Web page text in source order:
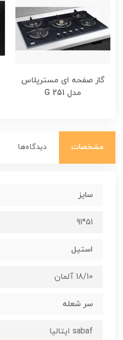
گاز صفحه ای مسترپلاس
مدل G 251
مشخصات دیدگاه‌ها
سایز
51*91
استیل
18/10 آلمان
سر شعله
sabaf ایتالیا